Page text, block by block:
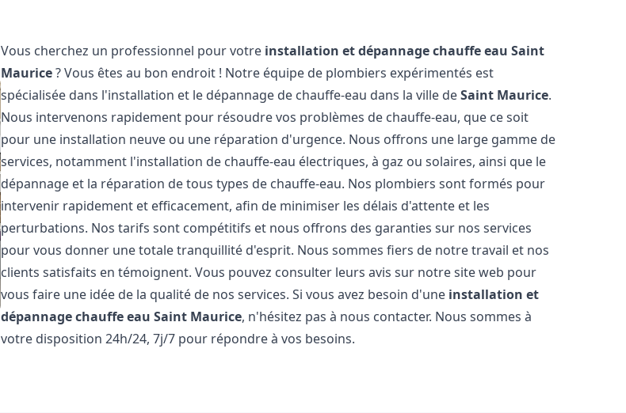
Vous cherchez un professionnel pour votre installation et dépannage chauffe eau Saint
Maurice? Vous êtes au bon endroit ! Notre équipe de plombiers expérimentés est
spécialisée dans l'installation et le dépannage de chauffe-eau dans la ville deSaint Maurice.
Nous intervenons rapidement pour résoudre vos problèmes de chauffe-eau, que ce soit
pour une installation neuve ou une réparation d'urgence. Nous offrons une large gamme de
services, notamment l'installation de chauffe-eau électriques, à gaz ou solaires, ainsi que le
dépannage et la réparation de tous types de chauffe-eau. Nos plombiers sont formés pour
intervenir rapidement et efficacement, afin de minimiser les délais d'attente et les
perturbations. Nos tarifs sont compétitifs et nous offrons des garanties sur nos services
pour vous donner une totale tranquillité d'esprit. Nous sommes fiers de notre travail et nos
clients satisfaits en témoignent. Vous pouvez consulter leurs avis sur notre site web pour
vous faire une idée de la qualité de nos services. Si vous avez besoin d'une installation et
dépannage chauffe eau Saint Maurice, n'hésitez pas à nous contacter. Nous sommes à
votre disposition 24h/24, 7j/7 pour répondre à vos besoins.